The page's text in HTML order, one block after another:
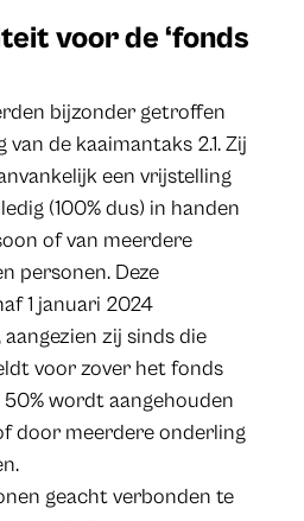
voor de ‘fonds
bijzonder getroffen
de kaaimantaks 2.1. Zij
een vrijstelling
(100% dus) in handen
of van meerdere
personen. Deze
1 januari 2024
zij sinds die
voor zover het fonds
wordt aangehouden
door meerdere onderling
geacht verbonden te